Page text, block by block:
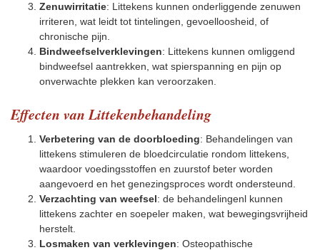
Zenuwirritatie: Littekens kunnen onderliggende zenuwen
irriteren, wat leidt tot tintelingen, gevoelloosheid, of
chronische pijn.
Bindweefselverklevingen: Littekens kunnen omliggend
bindweefsel aantrekken, wat spierspanning en pijn op
onverwachte plekken kan veroorzaken.
Effecten van Littekenbehandeling
Verbetering van de doorbloeding: Behandelingen van
littekens stimuleren de bloedcirculatie rondom littekens,
waardoor voedingsstoffen en zuurstof beter worden
aangevoerd en het genezingsproces wordt ondersteund.
Verzachting van weefsel: de behandelingenl kunnen
littekens zachter en soepeler maken, wat bewegingsvrijheid
herstelt.
Losmaken van verklevingen: Osteopathische